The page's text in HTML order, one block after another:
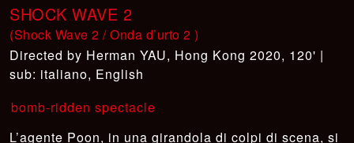
SHOCK WAVE 2
(Shock Wave 2 / Onda d’urto 2 )
Herman YAU, Hong Kong 2020, 120' |
sub: italiano, English
bomb-ridden spectacle
L’agente Poon, in una girandola di colpi di scena, si